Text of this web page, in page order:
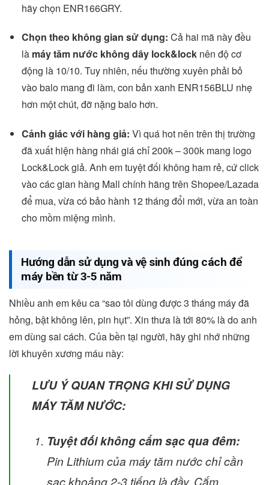
hãy chọn ENR166GRY.
Chọn theo không gian sử dụng: Cả hai mã này đều
là máy tăm nước không dây lock&locknên độ cơ
động là 10/10. Tuy nhiên, nếu thường xuyên phải bỏ
vào balo mang đi làm, con bản xanh ENR156BLU nhẹ
hơn một chút, đỡ nặng balo hơn.
Cảnh giác với hàng giả: Vì quá hot nên trên thị trường
đã xuất hiện hàng nhái giá chỉ 200k – 300k mang logo
Lock&Lock giả. Anh em tuyệt đối không ham rẻ, cứ click
vào các gian hàng Mall chính hãng trên Shopee/Lazada
để mua, vừa có bảo hành 12 tháng đổi mới, vừa an toàn
cho mồm miệng mình.
Hướng dẫn sử dụng và vệ sinh đúng cách để
máy bền từ 3-5 năm
Nhiều anh em kêu ca “sao tôi dùng được 3 tháng máy đã
hỏng, bật không lên, pin hụt”. Xin thưa là tới 80% là do anh
em dùng sai cách. Của bền tại người, hãy ghi nhớ những
lời khuyên xương máu này:
LƯU Ý QUAN TRỌNG KHI SỬ DỤNG
MÁY TĂM NƯỚC:
Tuyệt đối không cắm sạc qua đêm:
Pin Lithium của máy tăm nước chỉ cần
sạc khoảng 2-3 tiếng là đầy. Cắm